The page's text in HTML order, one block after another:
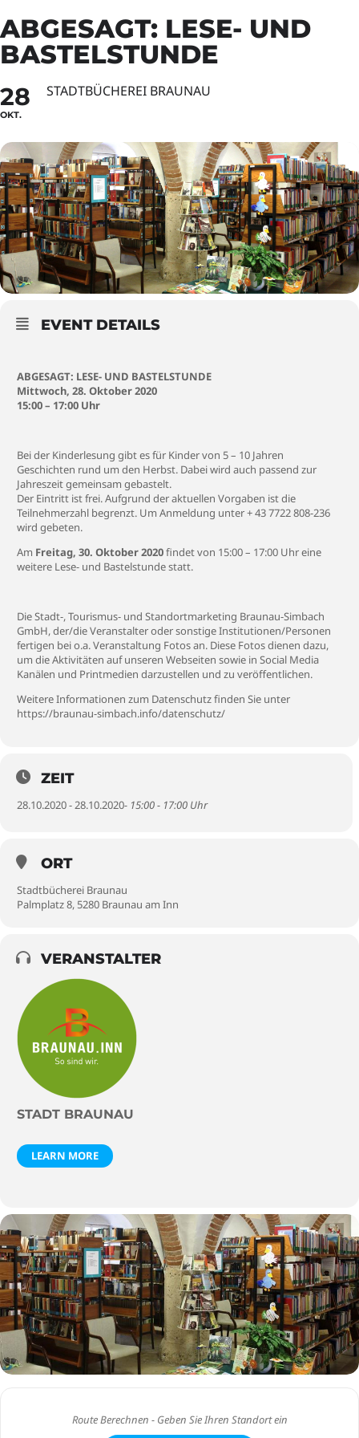
ABGESAGT: LESE- UND
BASTELSTUNDE
28
OKT.
STADTBÜCHEREI BRAUNAU
EVENT DETAILS
ABGESAGT: LESE- UND BASTELSTUNDE
Mittwoch, 28. Oktober 2020
15:00 – 17:00 Uhr
Bei der Kinderlesung gibt es für Kinder von 5 – 10 Jahren
Geschichten rund um den Herbst. Dabei wird auch passend zur
Jahreszeit gemeinsam gebastelt.
Der Eintritt ist frei. Aufgrund der aktuellen Vorgaben ist die
Teilnehmerzahl begrenzt. Um Anmeldung unter + 43 7722 808-236
wird gebeten.
Am Freitag, 30. Oktober 2020findet von 15:00 – 17:00 Uhr eine
weitere Lese- und Bastelstunde statt.
Die Stadt-, Tourismus- und Standortmarketing Braunau-Simbach
GmbH, der/die Veranstalter oder sonstige Institutionen/Personen
fertigen bei o.a. Veranstaltung Fotos an. Diese Fotos dienen dazu,
um die Aktivitäten auf unseren Webseiten sowie in Social Media
Kanälen und Printmedien darzustellen und zu veröffentlichen.
Weitere Informationen zum Datenschutz finden Sie unter
https://braunau-simbach.info/datenschutz/
ZEIT
28.10.2020 - 28.10.2020- 15:00 - 17:00 Uhr
ORT
Stadtbücherei Braunau
Palmplatz 8, 5280 Braunau am Inn
VERANSTALTER
STADT BRAUNAU
LEARN MORE